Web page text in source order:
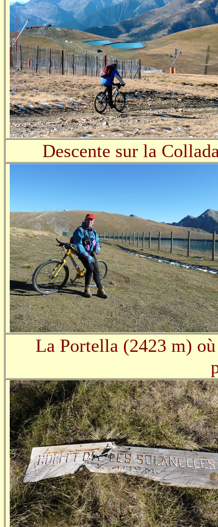
Descente sur la
La Portella (2423 m)